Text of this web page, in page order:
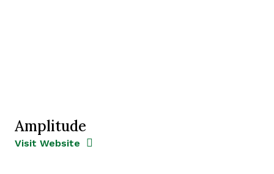
Amplitude
Opens new window
Visit Website Opens New Window